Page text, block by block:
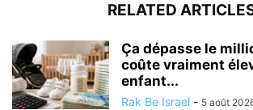
RELATED
Ça dépasse le
coûte vraiment
enfant...
Rak Be Israel - 5 août